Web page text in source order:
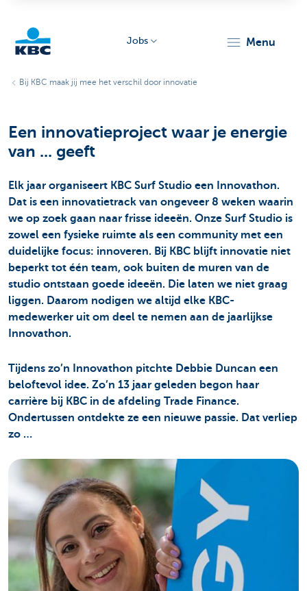
Jobs menu
Bij KBC maak jij mee het verschil door innovatie
Een innovatieproject waar je energie
van ... geeft
Elk jaar organiseert KBC Surf Studio een Innovathon.
Dat is een innovatietrack van ongeveer 8 weken waarin
we op zoek gaan naar frisse ideeën. Onze Surf Studio is
zowel een fysieke ruimte als een community met een
duidelijke focus: innoveren. Bij KBC blijft innovatie niet
beperkt tot één team, ook buiten de muren van de
studio ontstaan goede ideeën. Die laten we niet graag
liggen. Daarom nodigen we altijd elke KBC-
medewerker uit om deel te nemen aan de jaarlijkse
Innovathon.
Tijdens zo’n Innovathon pitchte Debbie Duncan een
beloftevol idee. Zo’n 13 jaar geleden begon haar
carrière bij KBC in de afdeling Trade Finance.
Ondertussen ontdekte ze een nieuwe passie. Dat verliep
zo …